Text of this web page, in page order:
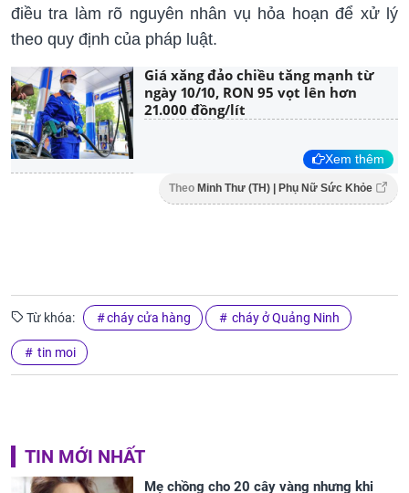
điều tra làm rõ nguyên nhân vụ hỏa hoạn để xử lý
theo quy định của pháp luật.
Giá xăng đảo chiều tăng mạnh từ
ngày 10/10, RON 95 vọt lên hơn
21.000 đồng/lít
Xem thêm
Theo Minh Thư (TH) | Phụ Nữ Sức Khỏe
Từ khóa: cháy cửa hàng cháy ở Quảng Ninh
tin moi
TIN MỚI NHẤT
Mẹ chồng cho 20 cây vàng nhưng khi